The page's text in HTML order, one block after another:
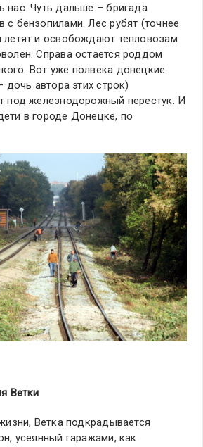
нас. Чуть дальше – бригада
с бензопилами. Лес рубят (точнее
и освобождают тепловозам
Справа остается роддом
Вот уже полвека донецкие
дочь автора этих строк)
под железнодорожный перестук. И
в городе Донецке, по
Ветки
Ветка подкрадывается
усеянный гаражами, как